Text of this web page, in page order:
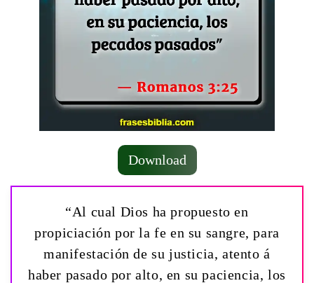
Download
“Al cual Dios ha propuesto en
propiciación por la fe en su sangre, para
manifestación de su justicia, atento á
haber pasado por alto, en su paciencia, los